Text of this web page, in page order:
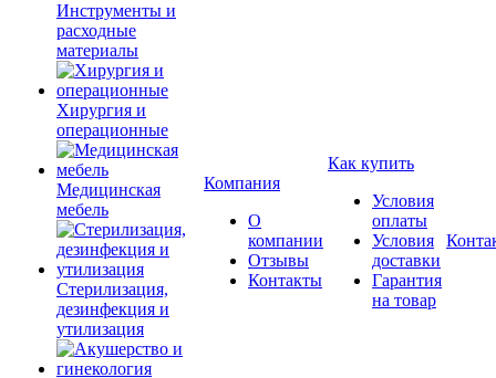
Инструменты и
расходные
материалы
Хирургия и
операционные
Медицинская
мебель
Стерилизация,
дезинфекция и
утилизация
Компания
О
компании
Отзывы
Контакты
Как купить
Условия
оплаты
Условия
доставки
Гарантия
на товар